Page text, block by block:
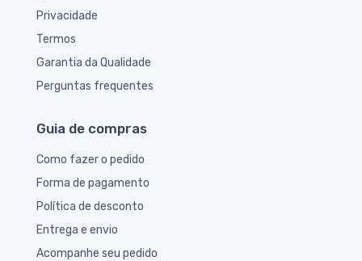
Privacidade
Termos
Garantia da Qualidade
Perguntas frequentes
Guia de compras
Como fazer o pedido
Forma de pagamento
Política de desconto
Entrega e envio
Acompanhe seu pedido